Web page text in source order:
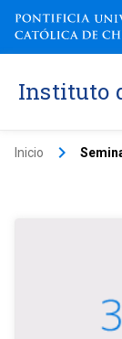
Instituto
Inicio keyboard_arrow_right